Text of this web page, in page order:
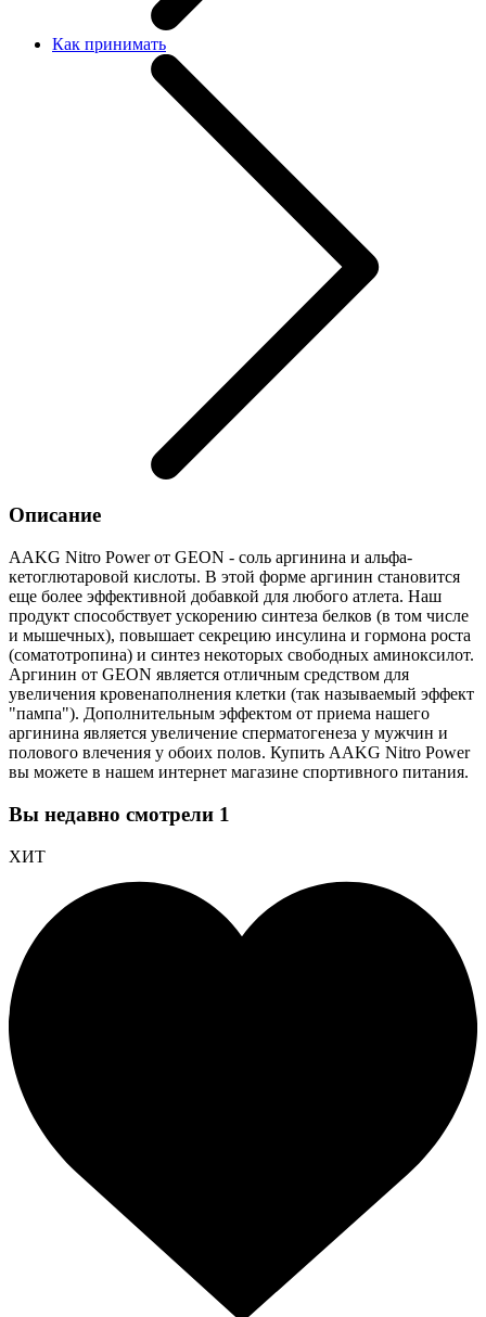
Как принимать
Описание
AAKG Nitro Power от GEON - cоль аргинина и альфа-
кетоглютаровой кислоты. В этой форме аргинин становится
еще более эффективной добавкой для любого атлета. Наш
продукт способствует ускорению синтеза белков (в том числе
и мышечных), повышает секрецию инсулина и гормона роста
(соматотропина) и синтез некоторых свободных аминоксилот.
Аргинин от GEON является отличным средством для
увеличения кровенаполнения клетки (так называемый эффект
"пампа"). Дополнительным эффектом от приема нашего
аргинина является увеличение сперматогенеза у мужчин и
полового влечения у обоих полов. Купить AAKG Nitro Power
вы можете в нашем интернет магазине спортивного питания.
Вы недавно смотрели 1
ХИТ